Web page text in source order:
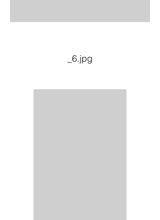
_6.jpg